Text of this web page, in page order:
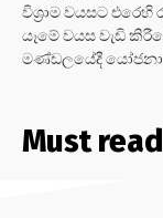
විශ්‍රාම වයසට
යෑමේ වයස වැඩි
මණ්ඩලයේදී
Must read